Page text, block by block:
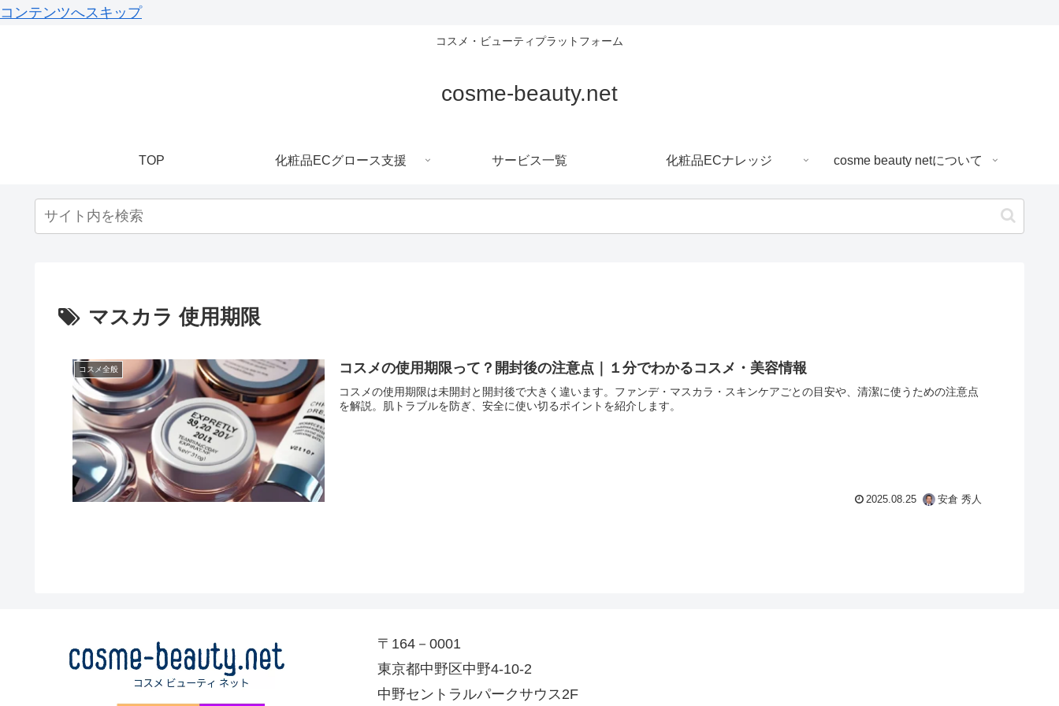
コンテンツへスキップ
コスメ・ビューティプラットフォーム
cosme-beauty.net
TOP 化粧品ECグロース支援 サービス一覧 化粧品ECナレッジ cosme beauty netについて
マスカラ 使用期限
コスメ全般 コスメの使用期限って？開封後の注意点｜１分でわかるコスメ・美容情報
コスメの使用期限は未開封と開封後で大きく違います。ファンデ・マスカラ・スキンケアごとの目安や、清潔に使うための注意点
を解説。肌トラブルを防ぎ、安全に使い切るポイントを紹介します。
2025.08.25 安倉 秀人
〒164－0001
東京都中野区中野4-10-2
中野セントラルパークサウス2F